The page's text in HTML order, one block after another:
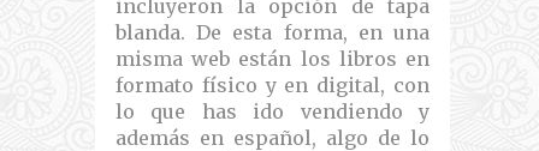
incluyeron la opción de tapa
blanda. De esta forma, en una
misma web están los libros en
formato físico y en digital, con
lo que has ido vendiendo y
además en español, algo de lo